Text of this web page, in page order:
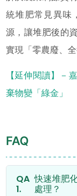
統堆肥常見異味
源，讓堆肥後的
實現「零農廢、
【延伸閱讀】－
棄物變「綠金」
FAQ
快速堆肥
處理？